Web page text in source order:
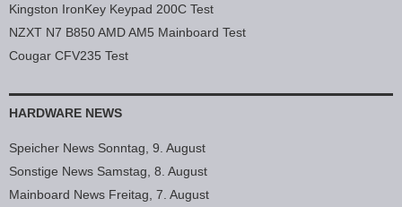
Kingston IronKey Keypad 200C Test
NZXT N7 B850 AMD AM5 Mainboard Test
Cougar CFV235 Test
HARDWARE NEWS
Speicher News Sonntag, 9. August
Sonstige News Samstag, 8. August
Mainboard News Freitag, 7. August